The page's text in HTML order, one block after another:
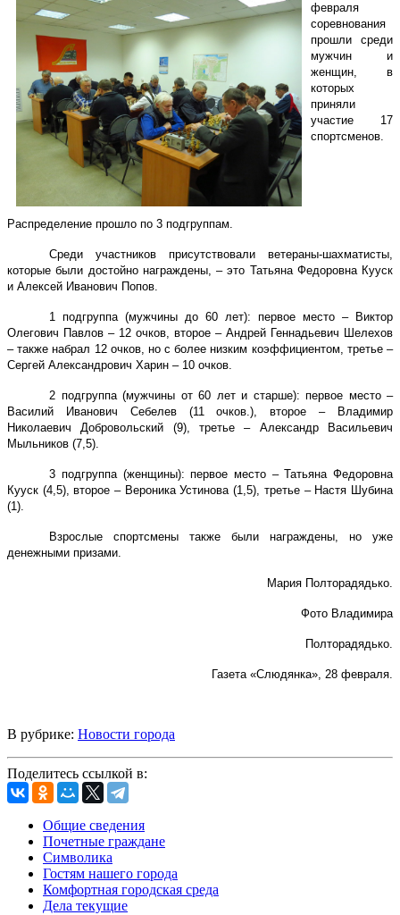
февраля
соревнования
прошли среди
мужчин и
женщин, в
которых
приняли
участие 17
спортсменов.
Распределение прошло по 3 подгруппам.
Среди участников присутствовали ветераны-шахматисты,
которые были достойно награждены, – это Татьяна Федоровна Кууск
и Алексей Иванович Попов.
1 подгруппа (мужчины до 60 лет): первое место – Виктор
Олегович Павлов – 12 очков, второе – Андрей Геннадьевич Шелехов
– также набрал 12 очков, но с более низким коэффициентом, третье –
Сергей Александрович Харин – 10 очков.
2 подгруппа (мужчины от 60 лет и старше): первое место –
Василий Иванович Себелев (11 очков.), второе – Владимир
Николаевич Добровольский (9), третье – Александр Васильевич
Мыльников (7,5).
3 подгруппа (женщины): первое место – Татьяна Федоровна
Кууск (4,5), второе – Вероника Устинова (1,5), третье – Настя Шубина
(1).
Взрослые спортсмены также были награждены, но уже
денежными призами.
Мария Полторадядько.
Фото Владимира
Полторадядько.
Газета «Слюдянка», 28 февраля.
В рубрике: Новости города
Поделитесь ссылкой в:
Общие сведения
Почетные граждане
Символика
Гостям нашего города
Комфортная городская среда
Дела текущие